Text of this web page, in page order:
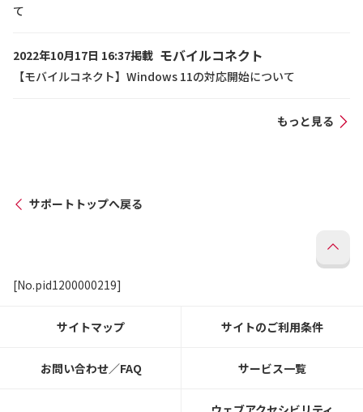
て
2022年10月17日 16:37掲載 モバイルコネクト
【モバイルコネクト】Windows 11の対応開始について
もっと見る
サポートトップへ戻る
[No.pid1200000219]
サイトマップ サイトのご利用条件
お問い合わせ／FAQ サービス一覧